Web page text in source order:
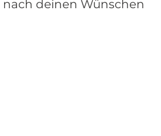
deinen Wünschen